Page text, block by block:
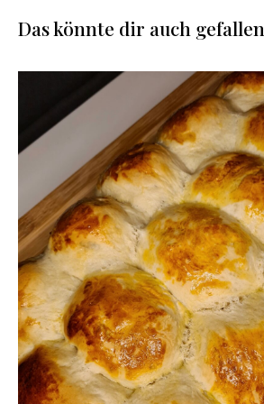
Das könnte dir auch gefallen